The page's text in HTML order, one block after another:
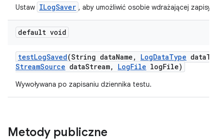
Ustaw ILogSaver , aby umożliwić osobie wdrażającej
default void
testLogSaved(String dataName , LogDataType data
StreamSource dataStream, LogFile logFile)
Wywoływana po zapisaniu dziennika testu.
Metody publiczne